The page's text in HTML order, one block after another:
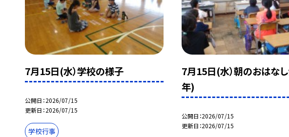
7月15日(水）学校の様子
公開日 2026/07/15
更新日 2026/07/15
学校行事
7月15日(水）朝のおはな
年)
公開日 2026/07/15
更新日 2026/07/15